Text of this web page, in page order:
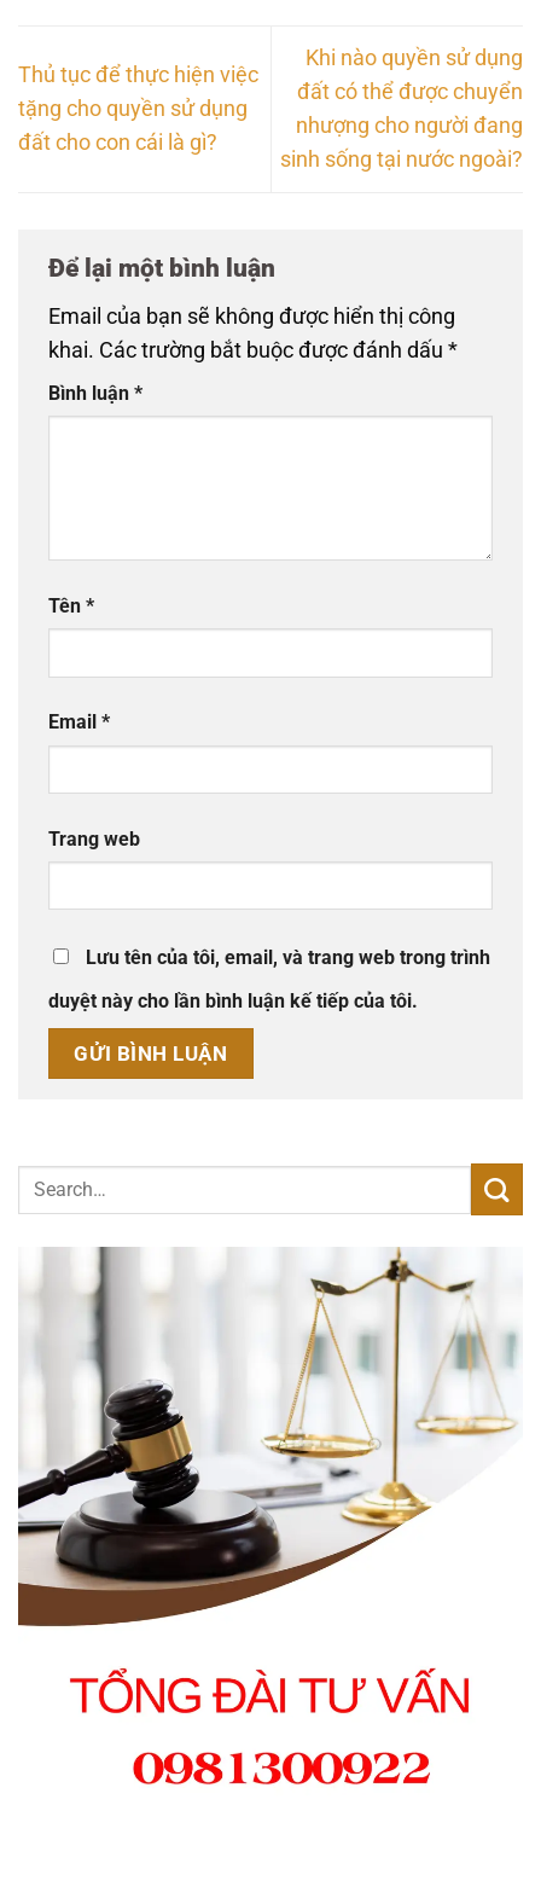
Thủ tục để thực hiện việc
tặng cho quyền sử dụng
đất cho con cái là gì?
Khi nào quyền sử dụng
đất có thể được chuyển
nhượng cho người đang
sinh sống tại nước ngoài?
Để lại một bình luận
Email của bạn sẽ không được hiển thị công
khai. Các trường bắt buộc được đánh dấu *
Bình luận *
Tên *
Email *
Trang web
Lưu tên của tôi, email, và trang web trong trình
duyệt này cho lần bình luận kế tiếp của tôi.